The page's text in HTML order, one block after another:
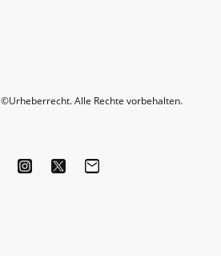
©Urheberrecht. Alle Rechte vorbehalten.